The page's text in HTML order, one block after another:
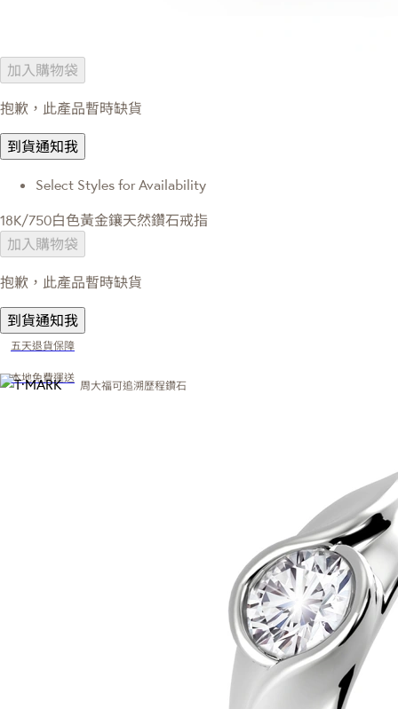
加入購物袋
抱歉，此產品暫時缺貨
到貨通知我
Select Styles for Availability
18K/750白色黃金鑲天然鑽石戒指
加入購物袋
抱歉，此產品暫時缺貨
到貨通知我
五天退貨保障
本地免費運送
周大福可追溯歷程鑽石